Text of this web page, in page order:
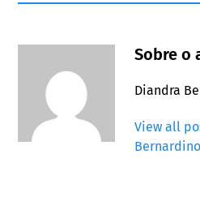
Sobre o
Diandra
View all
Bernardino